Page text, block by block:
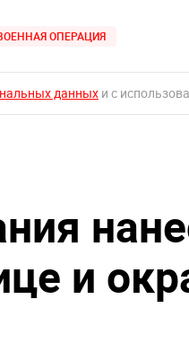
ОПЕРАЦИЯ
данных и с
и